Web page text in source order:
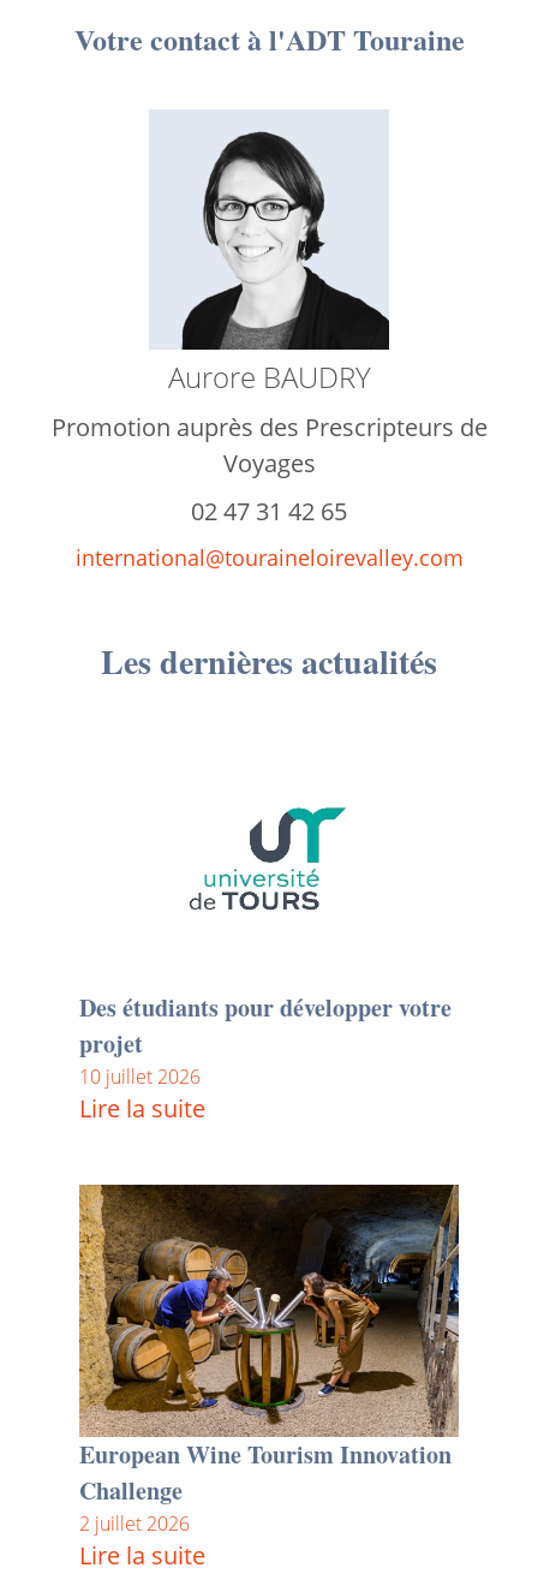
Votre contact à l'ADT Touraine
Aurore BAUDRY
Promotion auprès des Prescripteurs de
Voyages
02 47 31 42 65
international@touraineloirevalley.com
Les dernières actualités
Des étudiants pour développer votre
projet
10 juillet 2026
Lire la suite
European Wine Tourism Innovation
Challenge
2 juillet 2026
Lire la suite